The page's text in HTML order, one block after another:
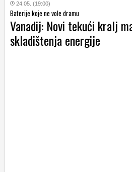
24.05. (19:00)
Baterije koje ne vole dramu
Vanadij: Novi tekući kralj
skladištenja energije